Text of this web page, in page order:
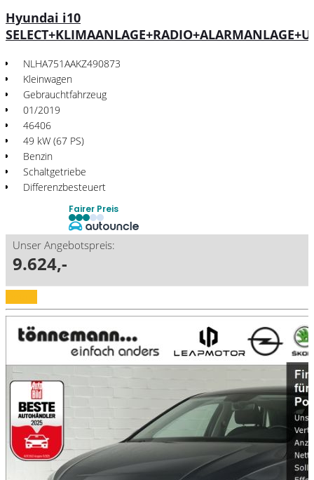
Hyundai i10
NLHA751AAKZ490873
Kleinwagen
Gebrauchtfahrzeug
01/2019
46406
49 kW (67 PS)
Benzin
Schaltgetriebe
Differenzbesteuert
Fairer Preis
Unser Angebotspreis:
9.624,-